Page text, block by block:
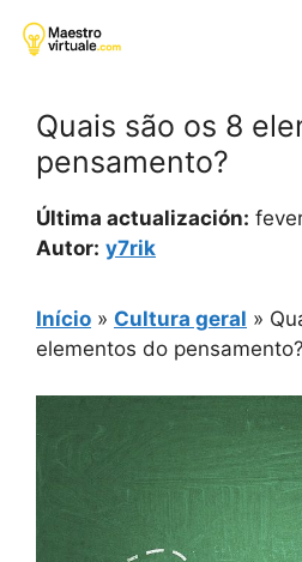
para
Quais são os 8
pensamento?
Última actualización:
Autor: y7rik
Início » Cultura geral »
elementos do pensamento?